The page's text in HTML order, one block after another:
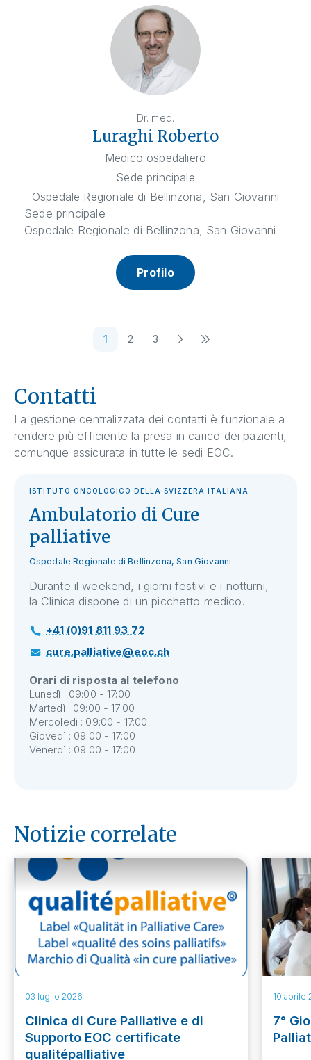
Dr. med.
Luraghi Roberto
Medico ospedaliero
Sede principale
Ospedale Regionale di Bellinzona, San Giovanni
Sede principale
Ospedale Regionale di Bellinzona, San Giovanni
Profilo
1 2 3
Contatti
La gestione centralizzata dei contatti è funzionale a
rendere più efficiente la presa in carico dei pazienti,
comunque assicurata in tutte le sedi EOC.
ISTITUTO ONCOLOGICO DELLA SVIZZERA ITALIANA
Ambulatorio di Cure
palliative
Ospedale Regionale di Bellinzona, San Giovanni
Durante il weekend, i giorni festivi e i notturni,
la Clinica dispone di un picchetto medico.
+41 (0)91 811 93 72
cure.palliative@eoc.ch
Orari di risposta al telefono
Lunedì : 09:00 - 17:00
Martedì : 09:00 - 17:00
Mercoledì : 09:00 - 17:00
Giovedì : 09:00 - 17:00
Venerdì : 09:00 - 17:00
Notizie correlate
03 luglio 2026
Clinica di Cure Palliative e di
Supporto EOC certificate
qualitépalliative
10 aprile
7°